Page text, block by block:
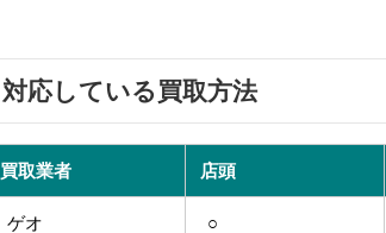
対応している買取方法
買取業者 店頭
ゲオ ○